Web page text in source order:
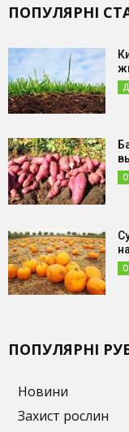
ПОПУЛЯРНІ
ПОПУЛЯРНІ
Новини
Захист рослин